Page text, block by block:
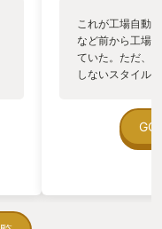
これが工場自動
など前から工場
ていた。ただ、
しないスタイル
ていた。 ただ
在を知ってから
う。気になる。